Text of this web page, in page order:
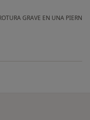
GRAVE EN UNA PIERN